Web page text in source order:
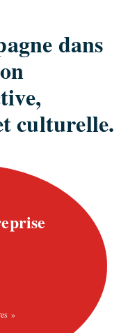
dans
culturelle.
»